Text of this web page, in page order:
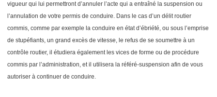
vigueur qui lui permettront d’annuler l’acte qui a entraîné la suspension ou
l’annulation de votre permis de conduire. Dans le cas d’un délit routier
commis, comme par exemple la conduire en état d’ébriété, ou sous l’emprise
de stupéfiants, un grand excès de vitesse, le refus de se soumettre à un
contrôle routier, il étudiera également les vices de forme ou de procédure
commis par l’administration, et il utilisera la référé-suspension afin de vous
autoriser à continuer de conduire.